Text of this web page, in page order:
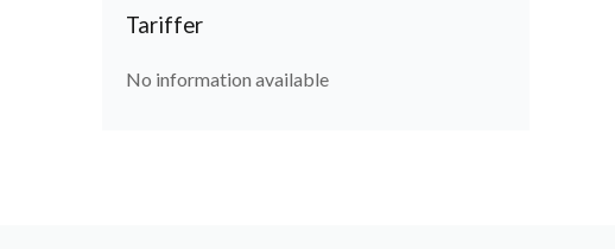
Tariffer
No information available